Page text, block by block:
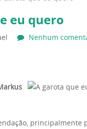
eu quero
Nenhum
principalmente